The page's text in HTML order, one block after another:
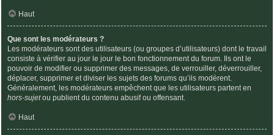
Haut
Que sont les modérateurs ?
Les modérateurs sont des utilisateurs (ou groupes d’utilisateurs) dont le travail
consiste à vérifier au jour le jour le bon fonctionnement du forum. Ils ont le
pouvoir de modifier ou supprimer des messages, de verrouiller, déverrouiller,
déplacer, supprimer et diviser les sujets des forums qu’ils modèrent.
Généralement, les modérateurs empêchent que les utilisateurs partent en
hors-sujetou publient du contenu abusif ou offensant.
Haut